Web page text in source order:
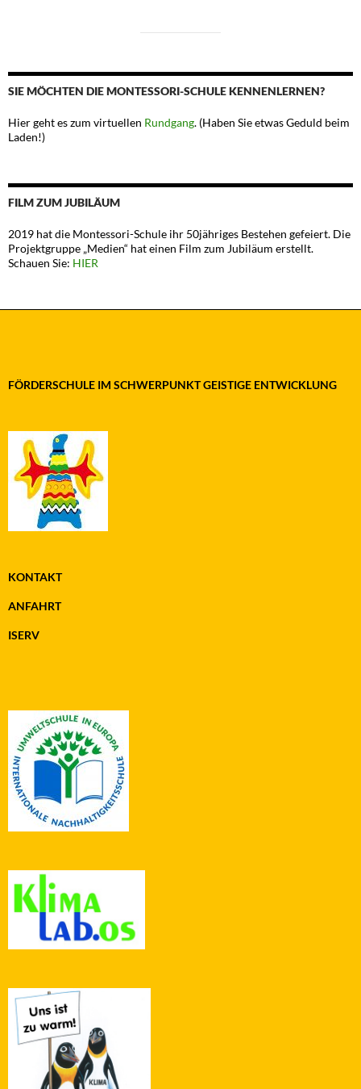
SIE MÖCHTEN DIE MONTESSORI-SCHULE KENNENLERNEN?
Hier geht es zum virtuellen Rundgang. (Haben Sie etwas Geduld beim
Laden!)
FILM ZUM JUBILÄUM
2019 hat die Montessori-Schule ihr 50jähriges Bestehen gefeiert. Die
Projektgruppe „Medien“ hat einen Film zum Jubiläum erstellt.
Schauen Sie: HIER
FÖRDERSCHULE IM SCHWERPUNKT GEISTIGE ENTWICKLUNG
KONTAKT
ANFAHRT
ISERV